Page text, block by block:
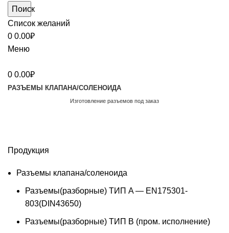
Поиск
Список желаний
0 0.00₽
Меню
0 0.00₽
РАЗЪЕМЫ КЛАПАНА/СОЛЕНОИДА
Изготовление разъемов под заказ
Продукция
Разъемы клапана/соленоида
Разъемы(разборные) ТИП A — EN175301-
803(DIN43650)
Разъемы(разборные) ТИП В (пром. исполнение)